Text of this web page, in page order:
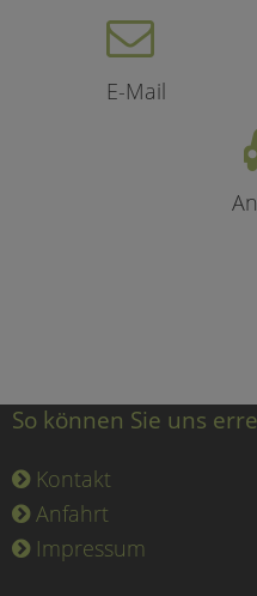
E-Mail
So können Sie uns
Kontakt
Anfahrt
Impressum